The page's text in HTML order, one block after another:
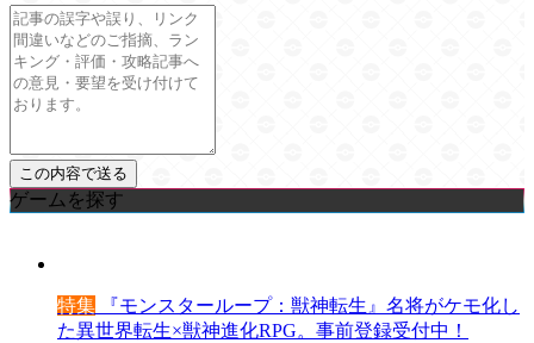
ゲームを探す
特集 『モンスターループ：獣神転生』名将がケモ化し
た異世界転生×獣神進化RPG。事前登録受付中！